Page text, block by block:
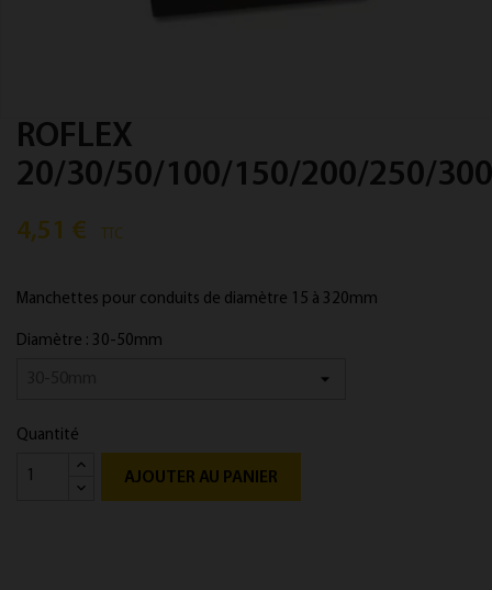
ROFLEX
20/30/50/100/150/200/250/300
4,51 € TTC
Manchettes pour con­duits de diamètre 15 à 320mm
Diamètre : 30-50mm
Quantité
AJOUTER AU PANIER